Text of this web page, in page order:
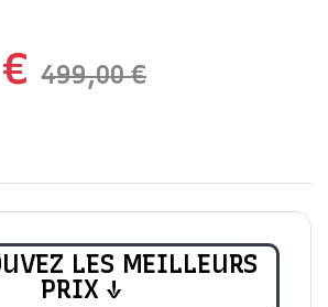
€ 499,00€
LES MEILLEURS
PRIX ↓